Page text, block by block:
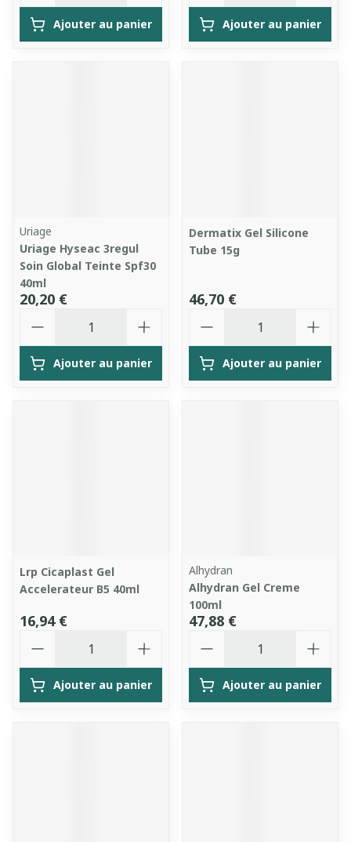
Ajouter au panier Ajouter au panier
Uriage
Uriage Hyseac 3regul
Soin Global Teinte Spf30
40ml
20,20 €
Ajouter au panier
Dermatix Gel Silicone
Tube 15g
46,70 €
Ajouter au panier
Lrp Cicaplast Gel
Accelerateur B5 40ml
16,94 €
Ajouter au panier
Alhydran
Alhydran Gel Creme
100ml
47,88 €
Ajouter au panier